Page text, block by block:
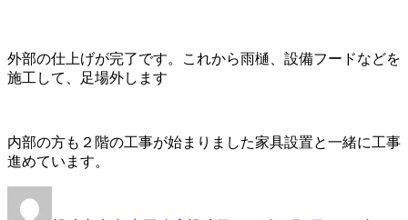
外部の仕上げが完了です。これから雨樋、設備フードなどを
施工して、足場外します
内部の方も２階の工事が始まりました家具設置と一緒に工事
進めています。